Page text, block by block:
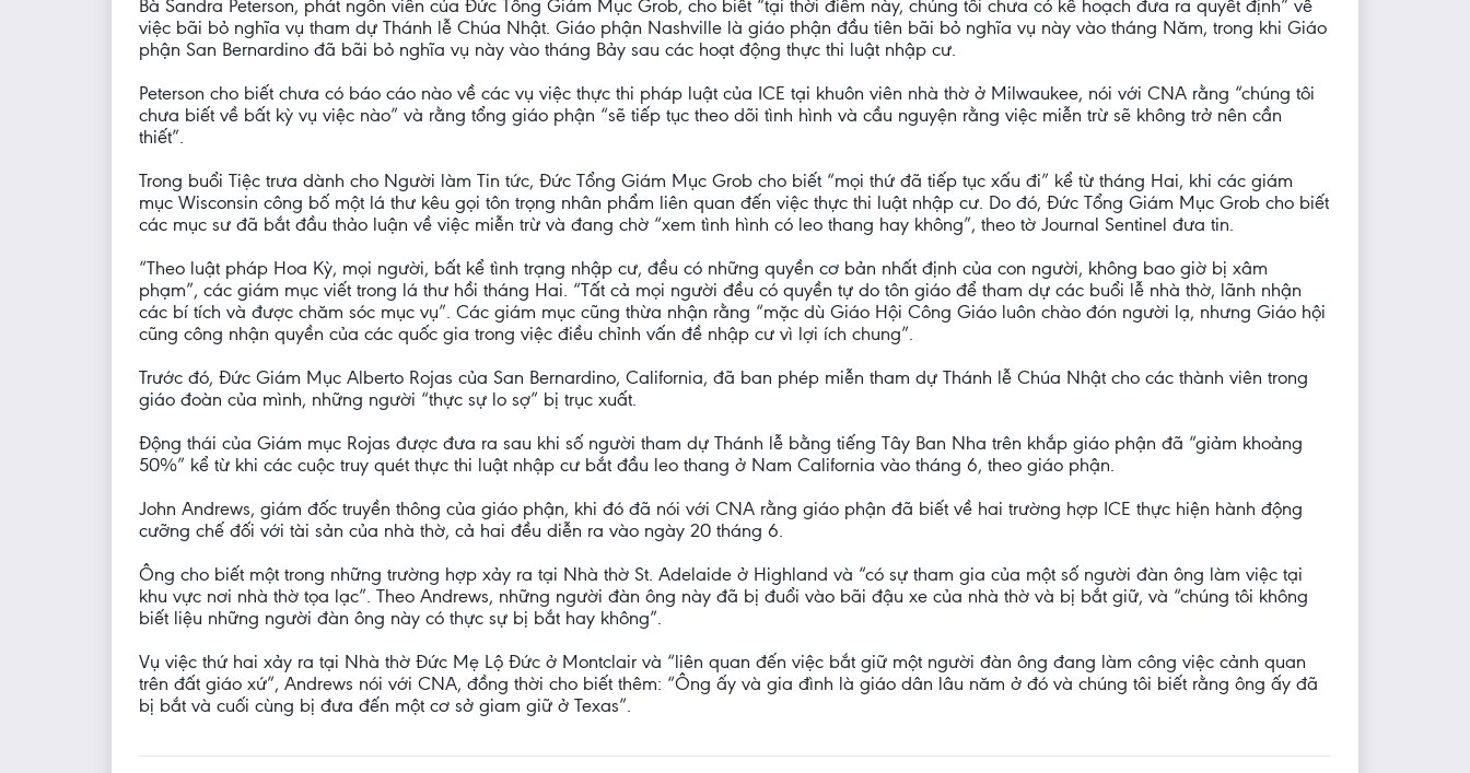
Bà Sandra Peterson, phát ngôn viên của Đức Tổng Giám Mục Grob, cho biết “tại thời điểm này, chúng tôi chưa có kế hoạch đưa ra quyết định” về
việc bãi bỏ nghĩa vụ tham dự Thánh lễ Chúa Nhật. Giáo phận Nashville là giáo phận đầu tiên bãi bỏ nghĩa vụ này vào tháng Năm, trong khi Giáo
phận San Bernardino đã bãi bỏ nghĩa vụ này vào tháng Bảy sau các hoạt động thực thi luật nhập cư.
Peterson cho biết chưa có báo cáo nào về các vụ việc thực thi pháp luật của ICE tại khuôn viên nhà thờ ở Milwaukee, nói với CNA rằng “chúng tôi
chưa biết về bất kỳ vụ việc nào” và rằng tổng giáo phận “sẽ tiếp tục theo dõi tình hình và cầu nguyện rằng việc miễn trừ sẽ không trở nên cần
thiết”.
Trong buổi Tiệc trưa dành cho Người làm Tin tức, Đức Tổng Giám Mục Grob cho biết “mọi thứ đã tiếp tục xấu đi” kể từ tháng Hai, khi các giám
mục Wisconsin công bố một lá thư kêu gọi tôn trọng nhân phẩm liên quan đến việc thực thi luật nhập cư. Do đó, Đức Tổng Giám Mục Grob cho biết
các mục sư đã bắt đầu thảo luận về việc miễn trừ và đang chờ “xem tình hình có leo thang hay không”, theo tờ Journal Sentinel đưa tin.
“Theo luật pháp Hoa Kỳ, mọi người, bất kể tình trạng nhập cư, đều có những quyền cơ bản nhất định của con người, không bao giờ bị xâm
phạm”, các giám mục viết trong lá thư hồi tháng Hai. “Tất cả mọi người đều có quyền tự do tôn giáo để tham dự các buổi lễ nhà thờ, lãnh nhận
các bí tích và được chăm sóc mục vụ”. Các giám mục cũng thừa nhận rằng “mặc dù Giáo Hội Công Giáo luôn chào đón người lạ, nhưng Giáo hội
cũng công nhận quyền của các quốc gia trong việc điều chỉnh vấn đề nhập cư vì lợi ích chung”.
Trước đó, Đức Giám Mục Alberto Rojas của San Bernardino, California, đã ban phép miễn tham dự Thánh lễ Chúa Nhật cho các thành viên trong
giáo đoàn của mình, những người “thực sự lo sợ” bị trục xuất.
Động thái của Giám mục Rojas được đưa ra sau khi số người tham dự Thánh lễ bằng tiếng Tây Ban Nha trên khắp giáo phận đã “giảm khoảng
50%” kể từ khi các cuộc truy quét thực thi luật nhập cư bắt đầu leo thang ở Nam California vào tháng 6, theo giáo phận.
John Andrews, giám đốc truyền thông của giáo phận, khi đó đã nói với CNA rằng giáo phận đã biết về hai trường hợp ICE thực hiện hành động
cưỡng chế đối với tài sản của nhà thờ, cả hai đều diễn ra vào ngày 20 tháng 6.
Ông cho biết một trong những trường hợp xảy ra tại Nhà thờ St. Adelaide ở Highland và “có sự tham gia của một số người đàn ông làm việc tại
khu vực nơi nhà thờ tọa lạc”. Theo Andrews, những người đàn ông này đã bị đuổi vào bãi đậu xe của nhà thờ và bị bắt giữ, và “chúng tôi không
biết liệu những người đàn ông này có thực sự bị bắt hay không”.
Vụ việc thứ hai xảy ra tại Nhà thờ Đức Mẹ Lộ Đức ở Montclair và “liên quan đến việc bắt giữ một người đàn ông đang làm công việc cảnh quan
trên đất giáo xứ”, Andrews nói với CNA, đồng thời cho biết thêm: “Ông ấy và gia đình là giáo dân lâu năm ở đó và chúng tôi biết rằng ông ấy đã
bị bắt và cuối cùng bị đưa đến một cơ sở giam giữ ở Texas”.